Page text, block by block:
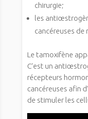
chirurgie;
les
cancéreuses de
Le tamoxifène
C’est un
récepteurs
cancéreuses afin
de stimuler les